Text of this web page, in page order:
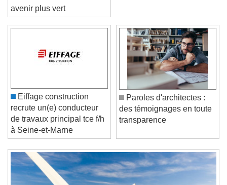
Video Player is loading.
Play Video
Skip Forward
Unmute
Current Time0:00
/
Duration-:-
Loaded:0%
Stream TypeLIVE
Seek to live, currently behind liveLIVE
Remaining Time-0:00
1x
une avancée vers un
avenir plus vert
Eiffage construction
recrute un(e) conducteur
de travaux principal tce f/h
à Seine-et-Marne
Paroles d'architectes :
des témoignages en toute